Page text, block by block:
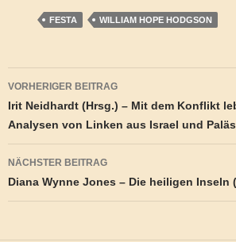
FESTA WILLIAM HOPE HODGSON
Beitragsnavigation
VORHERIGER BEITRAG
Irit Neidhardt (Hrsg.) – Mit dem Konflikt
Analysen von Linken aus Israel und
NÄCHSTER BEITRAG
Diana Wynne Jones – Die heiligen Inseln